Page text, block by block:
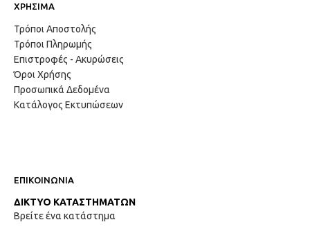
ΧΡΗΣΙΜΑ
Τρόποι Αποστολής
Τρόποι Πληρωμής
Επιστροφές - Ακυρώσεις
Όροι Χρήσης
Προσωπικά Δεδομένα
Κατάλογος Εκτυπώσεων
ΕΠΙΚΟΙΝΩΝΙΑ
ΔΙΚΤΥΟ ΚΑΤΑΣΤΗΜΑΤΩΝ
Βρείτε ένα κατάστημα